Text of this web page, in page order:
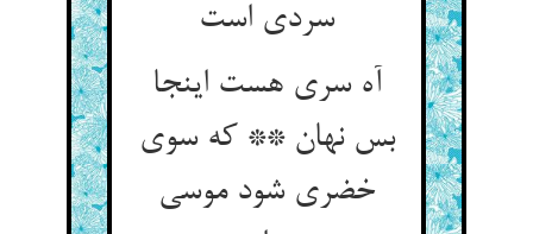
سردی است
آه سری هست اینجا
بس نهان ** که سوی
خضری شود موسی